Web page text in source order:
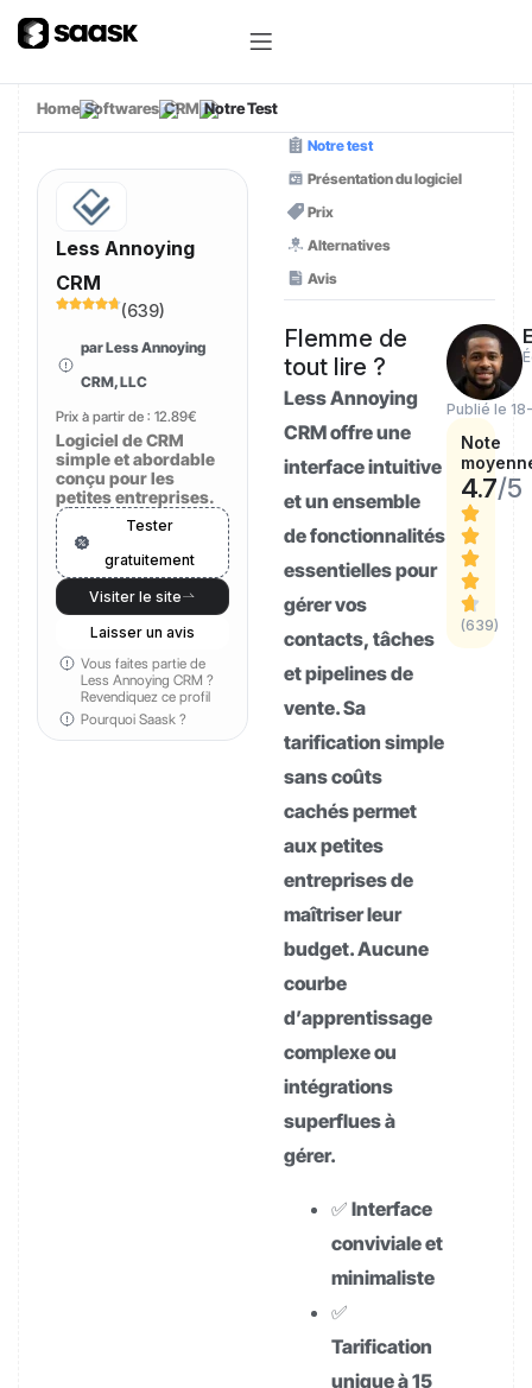
Home Softwares CRM Notre Test
Less Annoying
CRM
(639)
par Less Annoying
CRM, LLC
Prix à partir de : 12.89€
Logiciel de CRM
simple et abordable
conçu pour les
petites entreprises.
Tester
gratuitement
Visiter le site
Laisser un avis
Vous faites partie de
Less Annoying CRM ?
Revendiquez ce profil
Pourquoi Saask ?
Notre test
Présentation du logiciel
Prix
Alternatives
Avis
Flemme de
tout lire ?
Less Annoying
CRM offre une
interface intuitive
et un ensemble
de fonctionnalités
essentielles pour
gérer vos
contacts, tâches
et pipelines de
vente. Sa
tarification simple
sans coûts
cachés permet
aux petites
entreprises de
maîtriser leur
budget. Aucune
courbe
d’apprentissage
complexe ou
intégrations
superflues à
gérer.
✅ Interface
conviviale et
minimaliste
✅
Tarification
unique à 15
Publié le
Note
4.7/5
(639)